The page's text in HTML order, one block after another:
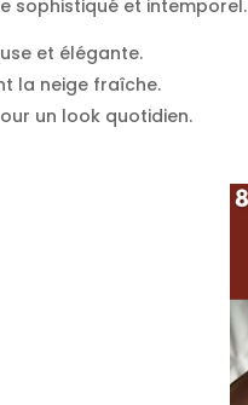
sophistiqué et intemporel.
et élégante.
la neige fraîche.
un look quotidien.